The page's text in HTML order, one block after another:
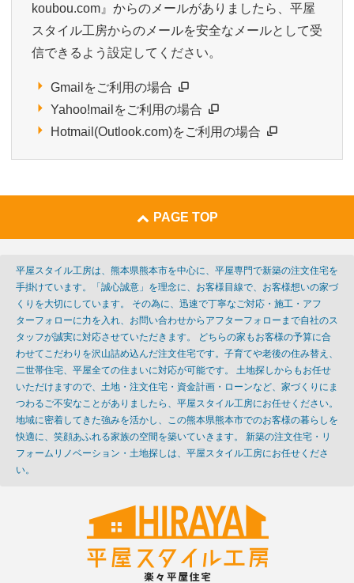
koubou.com』からのメールがありましたら、平屋
スタイル工房からのメールを安全なメールとして受
信できるよう設定してください。
Gmailをご利用の場合
Yahoo!mailをご利用の場合
Hotmail(Outlook.com)をご利用の場合
PAGE TOP
平屋スタイル工房は、熊本県熊本市を中心に、平屋専門で新築の注文住宅を
手掛けています。「誠心誠意」を理念に、お客様目線で、お客様想いの家づ
くりを大切にしています。 その為に、迅速で丁寧なご対応・施工・アフ
ターフォローに力を入れ、お問い合わせからアフターフォローまで自社のス
タッフが誠実に対応させていただきます。 どちらの家もお客様の予算に合
わせてこだわりを沢山詰め込んだ注文住宅です。子育てや老後の住み替え、
二世帯住宅、平屋全ての住まいに対応が可能です。 土地探しからもお任せ
いただけますので、土地・注文住宅・資金計画・ローンなど、家づくりにま
つわるご不安なことがありましたら、平屋スタイル工房にお任せください。
地域に密着してきた強みを活かし、この熊本県熊本市でのお客様の暮らしを
快適に、笑顔あふれる家族の空間を築いていきます。 新築の注文住宅・リ
フォームリノベーション・土地探しは、平屋スタイル工房にお任せくださ
い。